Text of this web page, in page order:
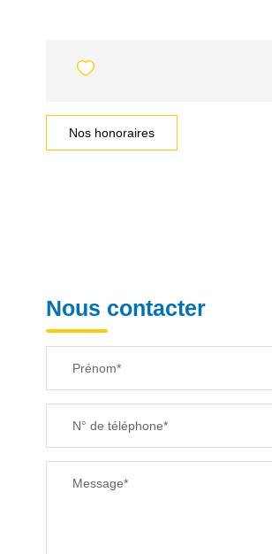
Nos honoraires
Nous contacter
Prénom*
N° de téléphone*
Message*